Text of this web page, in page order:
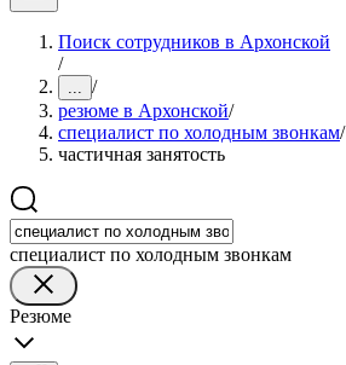
Поиск сотрудников в Архонской
/
... /
резюме в Архонской/
специалист по холодным звонкам/
частичная занятость
специалист по холодным звонкам
Резюме